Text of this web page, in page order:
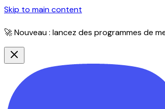
Skip to main content
🚀 Nouveau : lancez des programmes de